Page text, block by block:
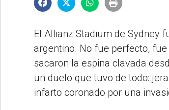
El Allianz Stadium de Sydney
argentino. No fue perfecto,
sacaron la espina clavada
un duelo que tuvo de todo:
infarto coronado por una